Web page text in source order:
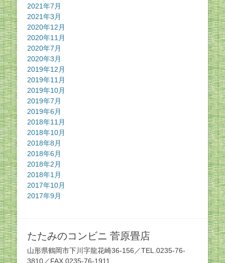
2021年7月
2021年3月
2020年12月
2020年11月
2020年7月
2020年3月
2019年12月
2019年11月
2019年10月
2019年7月
2019年6月
2018年11月
2018年10月
2018年8月
2018年6月
2018年2月
2018年1月
2017年10月
2017年9月
たたみのコンビニ 菅原畳店
山形県鶴岡市下川字龍花崎36-156／TEL.0235-76-
3810／FAX.0235-76-1911